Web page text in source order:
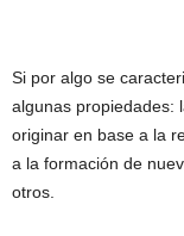
Si por algo se
algunas propiedades:
originar en base a la
a la formación de
otros.